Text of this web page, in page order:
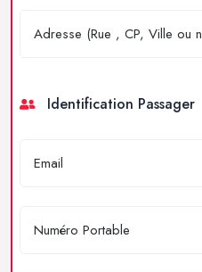
Identification Passager